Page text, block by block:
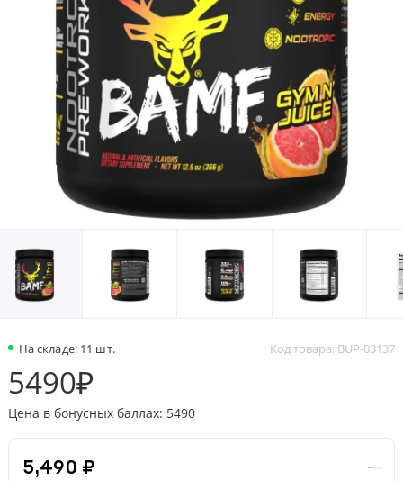
На складе: 11 шт. Код товара: BUP-03137
5490₽
Цена в бонусных баллах: 5490
5,490 ₽